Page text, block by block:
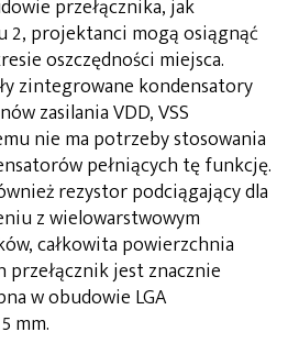
przełącznika, jak
2, projektanci mogą osiągnąć
oszczędności miejsca.
zintegrowane kondensatory
zasilania VDD, VSS
nie ma potrzeby stosowania
pełniących tę funkcję.
rezystor podciągający dla
z wielowarstwowym
całkowita powierzchnia
przełącznik jest znacznie
w obudowie LGA
mm.